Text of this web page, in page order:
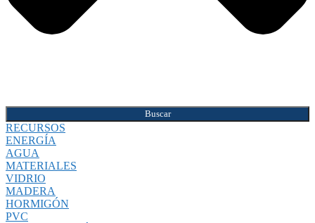
Buscar
RECURSOS
ENERGÍA
AGUA
MATERIALES
VIDRIO
MADERA
HORMIGÓN
PVC